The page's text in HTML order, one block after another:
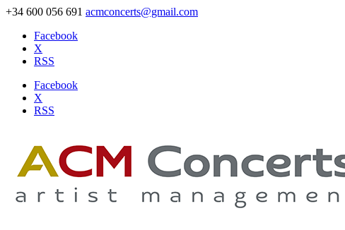
+34 600 056 691 acmconcerts@gmail.com
Facebook
X
RSS
Facebook
X
RSS